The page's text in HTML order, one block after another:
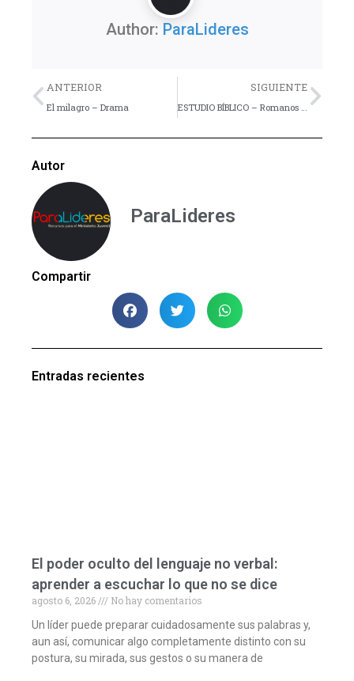
Author: ParaLideres
Previo
ANTERIOR
El milagro – Drama
SIGUIENTE
ESTUDIO BÍBLICO – Romanos – Lección 8
Autor
ParaLideres
Compartir
Entradas recientes
El poder oculto del lenguaje no verbal:
aprender a escuchar lo que no se dice
agosto 6, 2026
No hay comentarios
Un líder puede preparar cuidadosamente sus palabras y,
aun así, comunicar algo completamente distinto con su
postura, su mirada, sus gestos o su manera de